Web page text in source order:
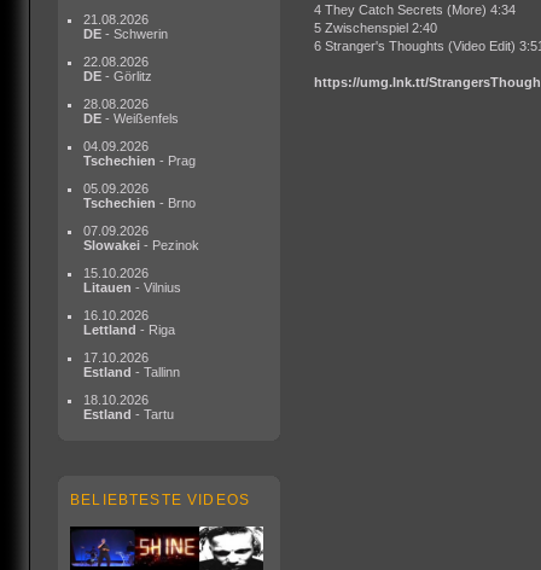
21.08.2026
DE - Schwerin
22.08.2026
DE - Görlitz
28.08.2026
DE - Weißenfels
04.09.2026
Tschechien - Prag
05.09.2026
Tschechien - Brno
07.09.2026
Slowakei - Pezinok
15.10.2026
Litauen - Vilnius
16.10.2026
Lettland - Riga
17.10.2026
Estland - Tallinn
18.10.2026
Estland - Tartu
BELIEBTESTE VIDEOS
4 They Catch Secrets (More) 4:34
5 Zwischenspiel 2:40
6 Stranger's Thoughts (Video Edit)
https://umg.lnk.tt/